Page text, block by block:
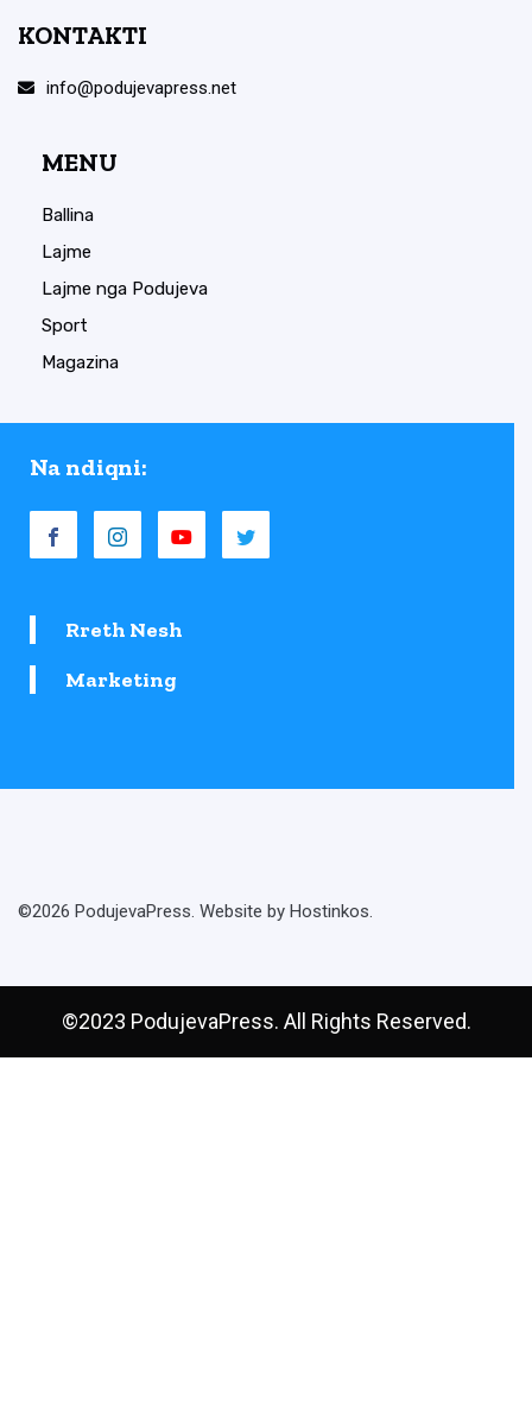
KONTAKTI
info@podujevapress.net
MENU
Ballina
Lajme
Lajme nga Podujeva
Sport
Magazina
Na ndiqni:
Rreth Nesh
Marketing
©2026 PodujevaPress. Website by Hostinkos.
©2023 PodujevaPress. All Rights Reserved.